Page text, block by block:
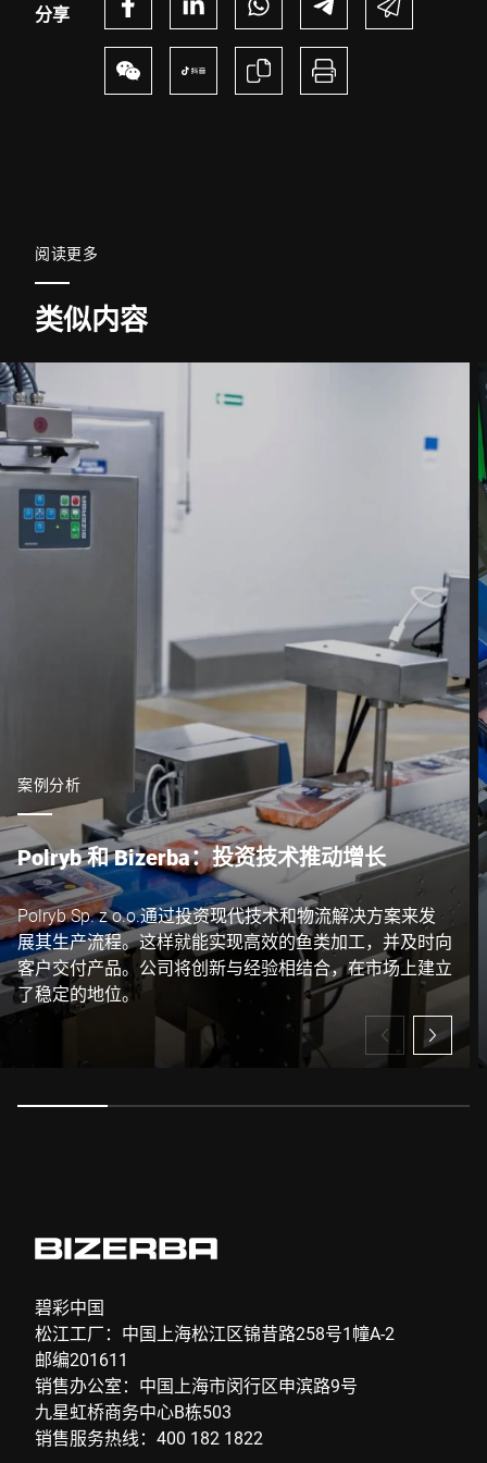
电话 *
城市 *
联系我们 *
我在此确认我同意使用我的数据处理此请求。可以在
中找到更多
。 *
Anti-Robot Verification
Click to start verification
FriendlyCaptcha ⇗
提交
分享
阅读更多
类似内容
案例分析
Polryb 和 Bizerba：投资技术推动增长
Polryb Sp. z o.o.通过投资现代技术和物流解决方案来发
展其生产流程。这样就能实现高效的鱼类加工，并及时向
客户交付产品。公司将创新与经验相结合，在市场上建立
了稳定的地位。
碧彩中国
松江工厂：中国上海松江区锦昔路258号1幢A-2
邮编201611
销售办公室：中国上海市闵行区申滨路9号
九星虹桥商务中心B栋503
销售服务热线：400 182 1822